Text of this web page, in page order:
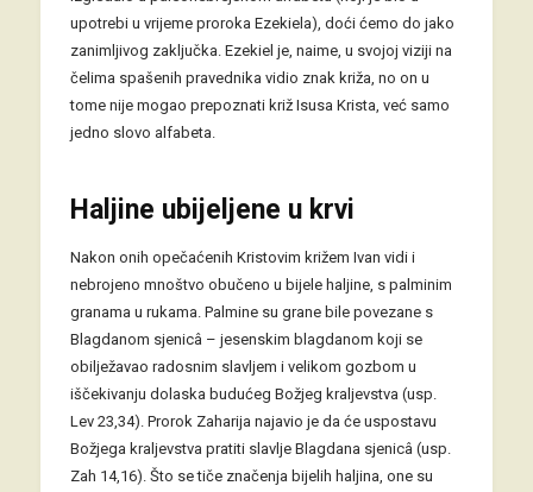
upotrebi u vrijeme proroka Ezekiela), doći ćemo do jako
zanimljivog zaključka. Ezekiel je, naime, u svojoj viziji na
čelima spašenih pravednika vidio znak križa, no on u
tome nije mogao prepoznati križ Isusa Krista, već samo
jedno slovo alfabeta.
Haljine ubijeljene u krvi
Nakon onih opečaćenih Kristovim križem Ivan vidi i
nebrojeno mnoštvo obučeno u bijele haljine, s palminim
granama u rukama. Palmine su grane bile povezane s
Blagdanom sjenicâ – jesenskim blagdanom koji se
obilježavao radosnim slavljem i velikom gozbom u
iščekivanju dolaska budućeg Božjeg kraljevstva (usp.
Lev 23,34). Prorok Zaharija najavio je da će uspostavu
Božjega kraljevstva pratiti slavlje Blagdana sjenicâ (usp.
Zah 14,16). Što se tiče značenja bijelih haljina, one su